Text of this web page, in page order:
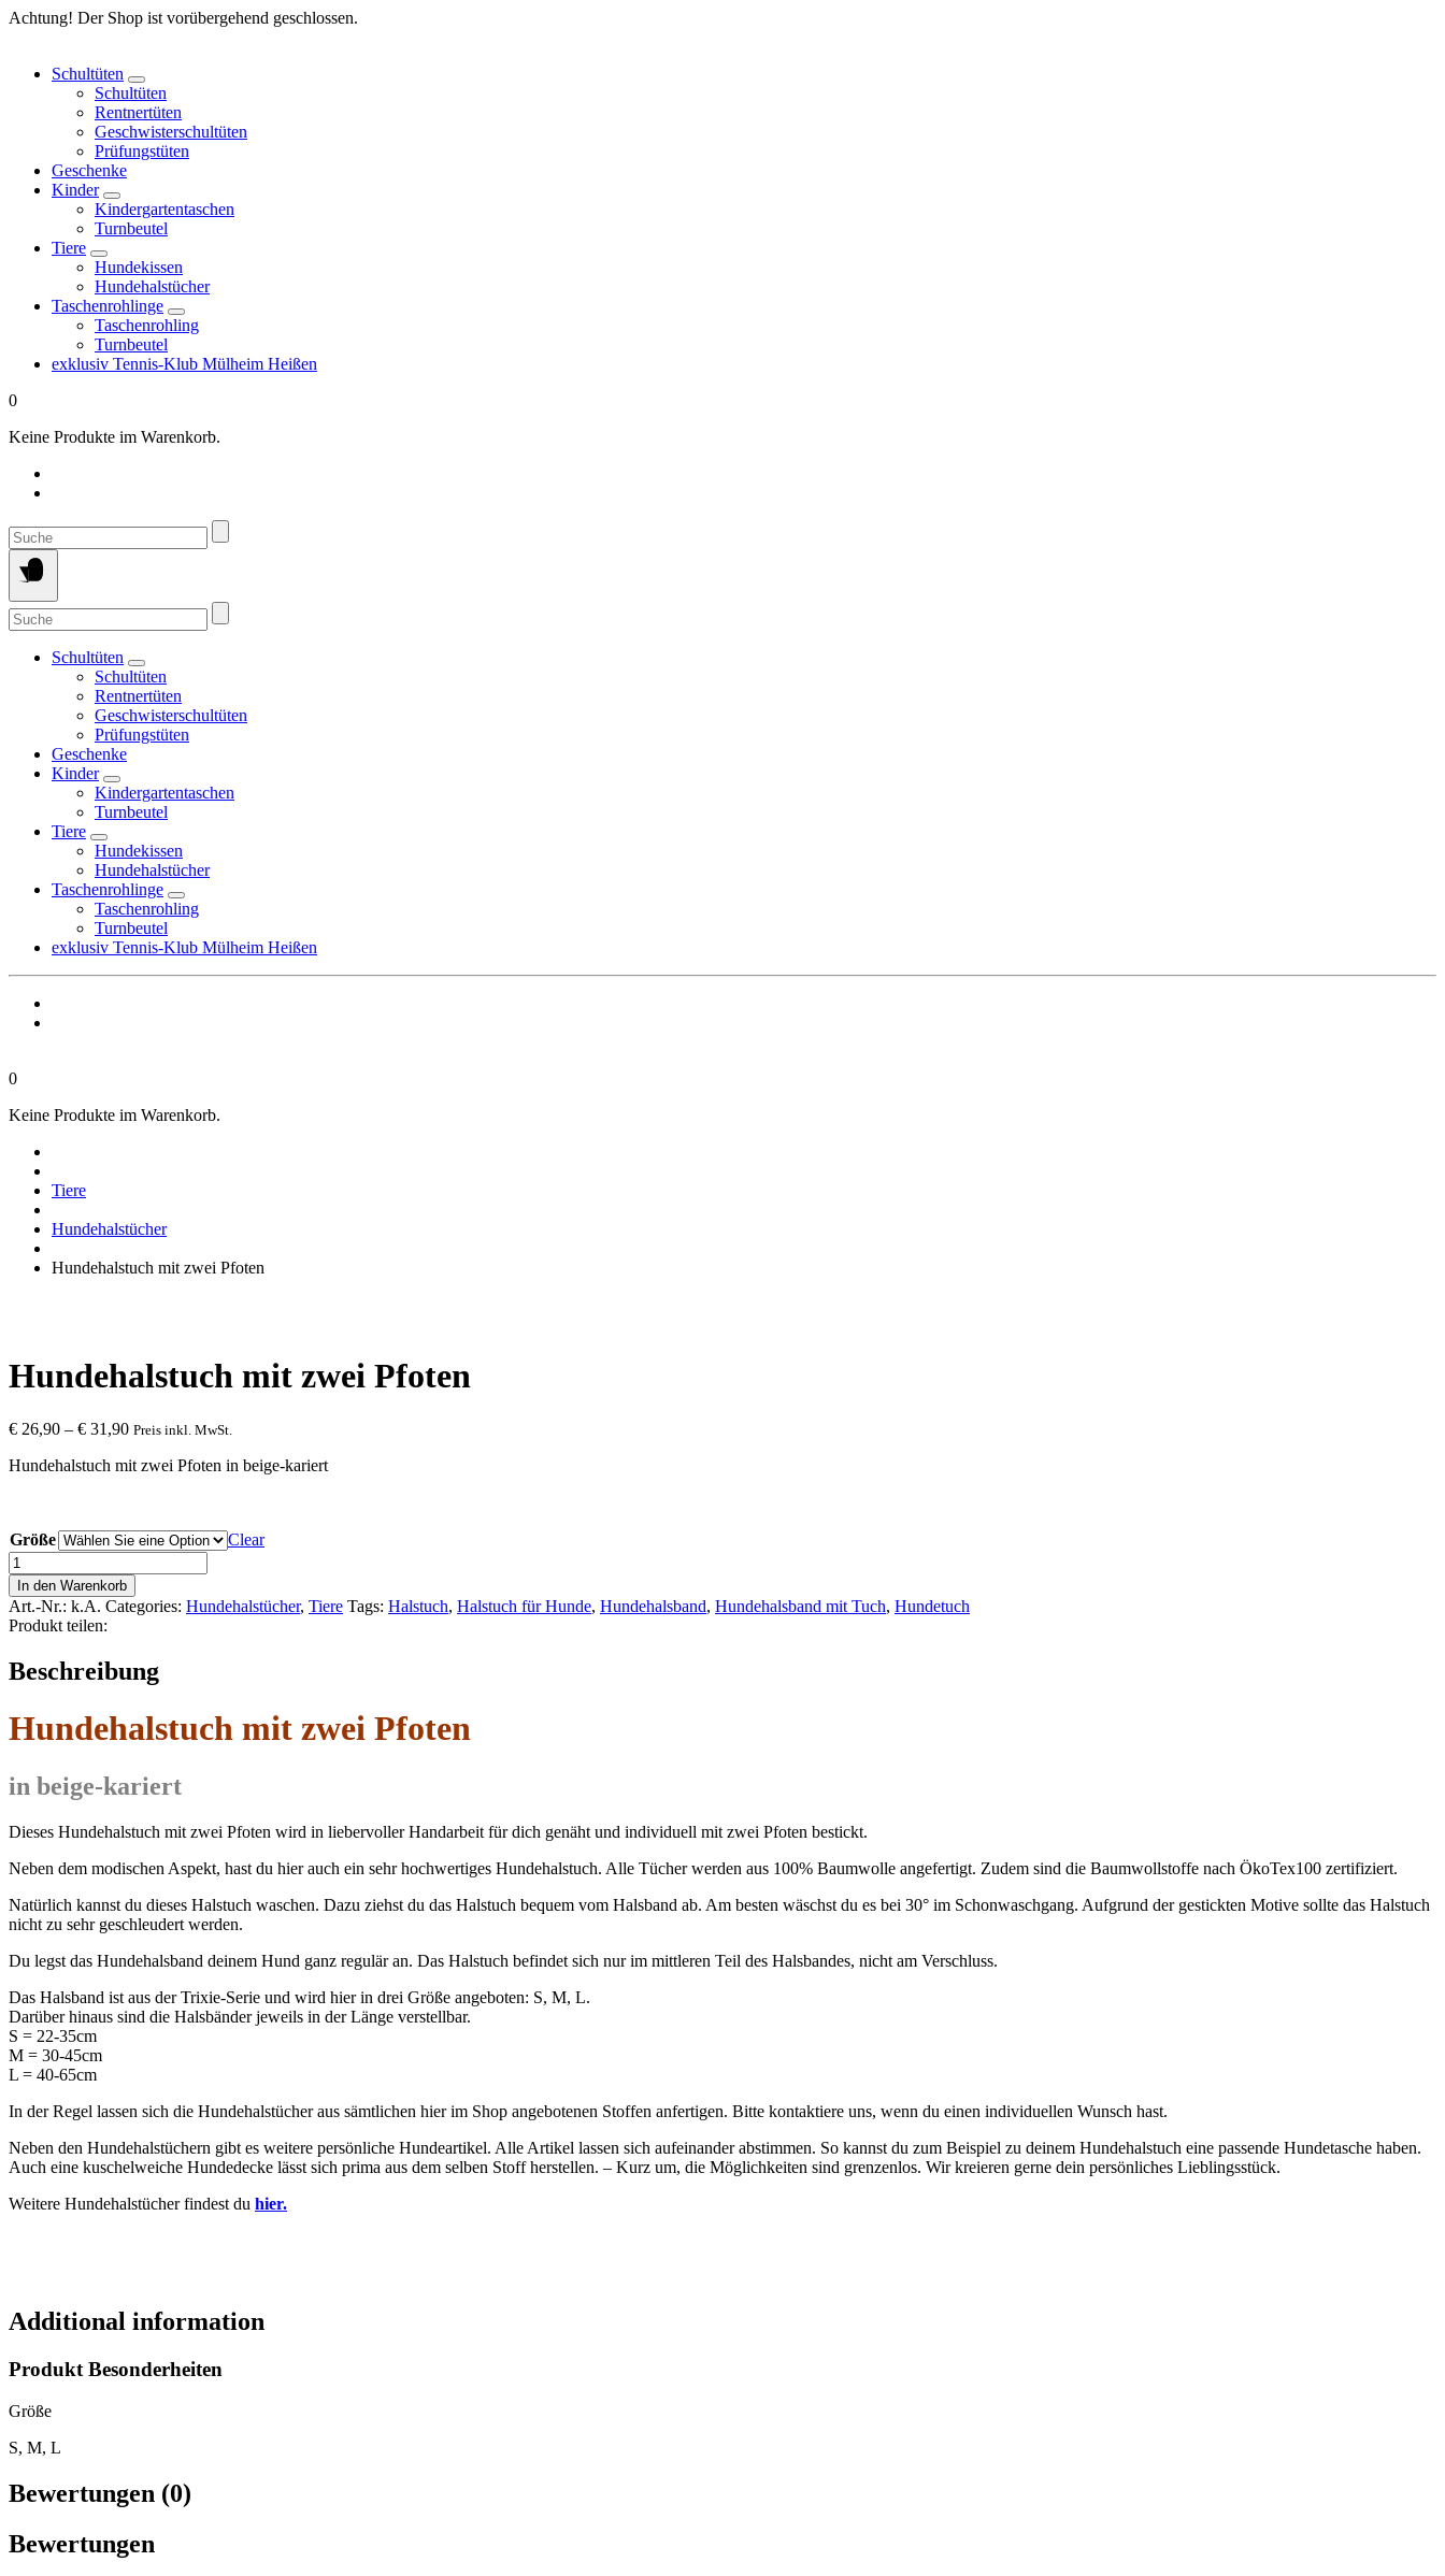
Springe
Achtung! Der Shop ist vorübergehend geschlossen.
Schultüten
Schultüten
Rentnertüten
Geschwisterschultüten
Prüfungstüten
Geschenke
Kinder
Kindergartentaschen
Turnbeutel
Tiere
Hundekissen
Hundehalstücher
Taschenrohlinge
Taschenrohling
Turnbeutel
exklusiv Tennis-Klub Mülheim Heißen
0
Keine Produkte im Warenkorb.
Suche
nach:
Suche
nach:
Schultüten
Schultüten
Rentnertüten
Geschwisterschultüten
Prüfungstüten
Geschenke
Kinder
Kindergartentaschen
Turnbeutel
Tiere
Hundekissen
Hundehalstücher
Taschenrohlinge
Taschenrohling
Turnbeutel
exklusiv Tennis-Klub Mülheim Heißen
0
Keine Produkte im Warenkorb.
Tiere
Hundehalstücher
Hundehalstuch mit zwei Pfoten
Hundehalstuch mit zwei Pfoten
€ 26,90 – € 31,90 Preis inkl. MwSt.
Hundehalstuch mit zwei Pfoten in beige-kariert
Größe
Clear
Hundehalstuch
mit
zwei
Pfoten
quantity
In den Warenkorb
Art.-Nr.: k.A. Categories: Hundehalstücher, Tiere Tags: Halstuch, Halstuch für Hunde, Hundehalsband, Hundehalsband mit Tuch, Hundetuch
Produkt teilen:
Beschreibung
Hundehalstuch mit zwei Pfoten
in beige-kariert
Dieses Hundehalstuch mit zwei Pfoten wird in liebervoller Handarbeit für dich genäht und individuell mit zwei Pfoten bestickt.
Neben dem modischen Aspekt, hast du hier auch ein sehr hochwertiges Hundehalstuch. Alle Tücher werden aus 100% Baumwolle angefertigt. Zudem sind die Baumwollstoffe nach ÖkoTex100 zertifiziert.
Natürlich kannst du dieses Halstuch waschen. Dazu ziehst du das Halstuch bequem vom Halsband ab. Am besten wäschst du es bei 30° im Schonwaschgang. Aufgrund der gestickten Motive sollte das Halstuch
nicht zu sehr geschleudert werden.
Du legst das Hundehalsband deinem Hund ganz regulär an. Das Halstuch befindet sich nur im mittleren Teil des Halsbandes, nicht am Verschluss.
Das Halsband ist aus der Trixie-Serie und wird hier in drei Größe angeboten: S, M, L.
Darüber hinaus sind die Halsbänder jeweils in der Länge verstellbar.
S = 22-35cm
M = 30-45cm
L = 40-65cm
In der Regel lassen sich die Hundehalstücher aus sämtlichen hier im Shop angebotenen Stoffen anfertigen. Bitte kontaktiere uns, wenn du einen individuellen Wunsch hast.
Neben den Hundehalstüchern gibt es weitere persönliche Hundeartikel. Alle Artikel lassen sich aufeinander abstimmen. So kannst du zum Beispiel zu deinem Hundehalstuch eine passende Hundetasche haben.
Auch eine kuschelweiche Hundedecke lässt sich prima aus dem selben Stoff herstellen. – Kurz um, die Möglichkeiten sind grenzenlos. Wir kreieren gerne dein persönliches Lieblingsstück.
Weitere Hundehalstücher findest du hier.
Additional information
Produkt Besonderheiten
Größe
S, M, L
Bewertungen (0)
Bewertungen